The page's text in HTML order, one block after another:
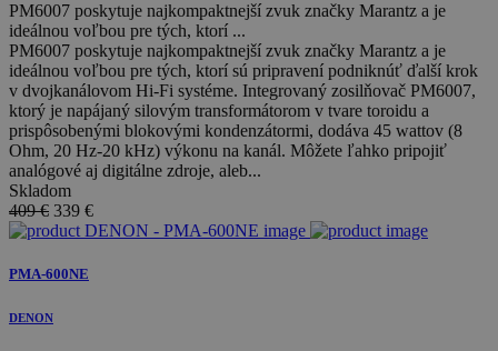
PM6007 poskytuje najkompaktnejší zvuk značky Marantz a je
ideálnou voľbou pre tých, ktorí ...
PM6007 poskytuje najkompaktnejší zvuk značky Marantz a je
ideálnou voľbou pre tých, ktorí sú pripravení podniknúť ďalší krok
v dvojkanálovom Hi-Fi systéme. Integrovaný zosilňovač PM6007,
ktorý je napájaný silovým transformátorom v tvare toroidu a
prispôsobenými blokovými kondenzátormi, dodáva 45 wattov (8
Ohm, 20 Hz-20 kHz) výkonu na kanál. Môžete ľahko pripojiť
analógové aj digitálne zdroje, aleb...
Skladom
409 € 339 €
PMA-600NE
DENON